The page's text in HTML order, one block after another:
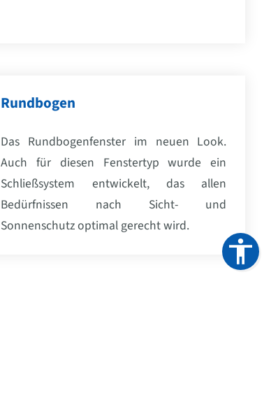
Rundbogen
Das Rundbogenfenster im neuen Look.
Auch für diesen Fenstertyp wurde ein
Schließsystem entwickelt, das allen
Bedürfnissen nach Sicht- und
Sonnenschutz optimal gerecht wird.